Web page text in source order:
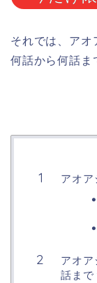
それでは、アオ
何話から何話ま
アオア
アオ
話まで